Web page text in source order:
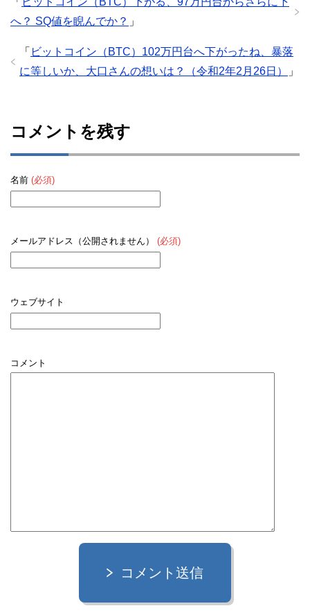
へ？ SQ値を睨んでか？ 」
「 ビットコイン（BTC）102万円台へ下がったね、暴落
に等しいか、大口さんの想いは？（令和2年2月26日）
」
コメントを残す
名前 (必須)
メールアドレス（公開されません） (必須)
ウェブサイト
コメント
コメント送信